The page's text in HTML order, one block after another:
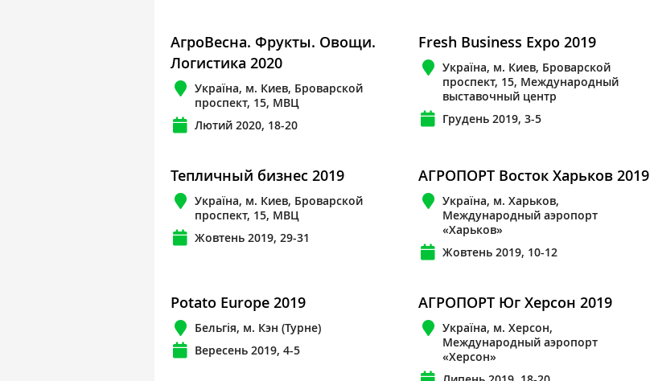
АгроВесна. Фрукты. Овощи.
Логистика 2020
Україна, м. Киев, Броварской
проспект, 15, МВЦ
Лютий 2020, 18-20
Fresh Business Expo 2019
Україна, м. Киев, Броварской
проспект, 15, Международный
выставочный центр
Грудень 2019, 3-5
Тепличный бизнес 2019
Україна, м. Киев, Броварской
проспект, 15, МВЦ
Жовтень 2019, 29-31
АГРОПОРТ Восток Харьков 2019
Україна, м. Харьков,
Международный аэропорт
«Харьков»
Жовтень 2019, 10-12
Potato Europe 2019
Бельгія, м. Кэн (Турне)
Вересень 2019, 4-5
АГРОПОРТ Юг Херсон 2019
Україна, м. Херсон,
Международный аэропорт
«Херсон»